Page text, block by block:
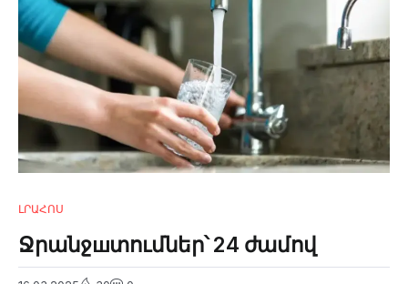
ԼՐԱՀՈՍ
Ջրանջшտումներ՝ 24 ժամով